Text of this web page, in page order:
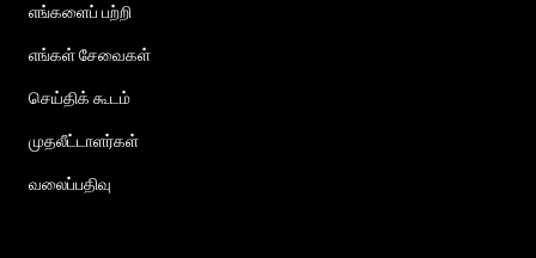
எங்களைப் பற்றி
எங்கள் சேவைகள்
செய்திக் கூடம்
முதலீட்டாளர்கள்
வலைப்பதிவு